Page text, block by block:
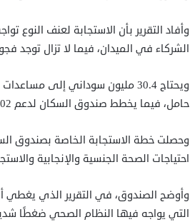
وأفاد التقرير بأن الاستجابة لعنف النوع
الشركاء في الميدان، فيما لا تزال توجد
حامل، فيما يخطط صندوق السكان لدعم 902 مليون امرأة وفتاة بخدمات الصحة الإنجابية فقط.
احتياجات الصحة الجنسية والإنجابية
التي يواجه فيها النظام الصحي ضغطًا